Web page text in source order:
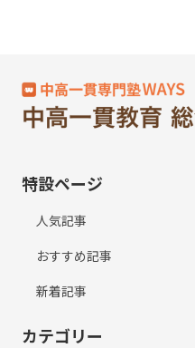
特設ページ
人気記事
おすすめ記事
新着記事
カテゴリー